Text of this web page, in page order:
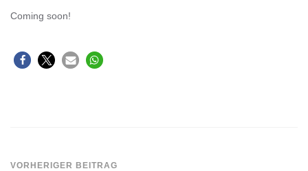
Coming soon!
VORHERIGER BEITRAG